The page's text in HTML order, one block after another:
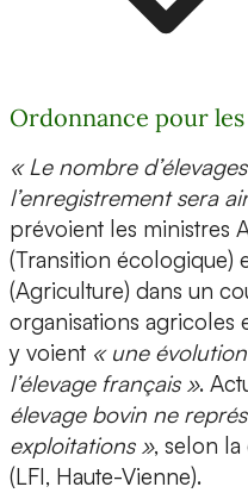
Ordonnance pour
« Le nombre
l’enregistrement sera
prévoient les ministres
(Transition écologique)
(Agriculture) dans un
organisations agricoles
y voient « une
l’élevage français ».
élevage bovin ne
exploitations », selon
(LFI, Haute-Vienne).